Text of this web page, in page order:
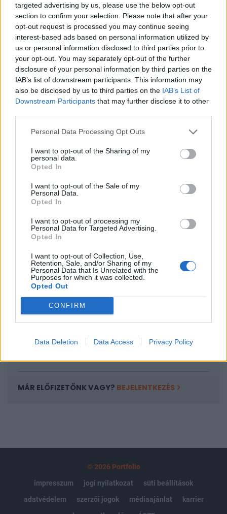
targeted advertising by us, please use the below opt-out
section to confirm your selection. Please note that after your
opt-out request is processed you may continue seeing
interest-based ads based on personal information utilized by
us or personal information disclosed to third parties prior to
your opt-out. You may separately opt-out of the further
disclosure of your personal information by third parties on the
IAB’s list of downstream participants. This information may
also be disclosed by us to third parties on the IAB’s List of
Downstream Participants that may further disclose it to other
Personal Data Processing Opt Outs
I want to opt-out of the Sharing of my
personal data.
Opted In
I want to opt-out of the Sale of my
Personal Data.
Opted In
I want to opt-out of processing my
Personal Data for Targeted Advertising.
Opted In
I want to opt-out of Collection, Use,
Retention, Sale, and/or Sharing of my
Personal Data that Is Unrelated with the
Purposes for which it was collected.
Opted Out
CONFIRM
Data Deletion Data Access Privacy Policy
Az orosz és az ukrán turisták gyakorlatilag
eltűntek Magyarországról, de nemcsak ezekből az
országokból, hanem máshonnan is kevesebben
jönnek a konfliktus miatt. Sokan nem mernek
elindulni hazánkba a szomszédban dúló háború
miatt. A háború hatására még tovább emelkedő
energiaárak a turizmusban is gondot okoznak.
A tipikusan gyógyászati turizmusra szakosodott
üdülőhelyek, Hévíz és Hajdúszoboszló eddig az orosz-
gyakorlatilag eltűntek, vagy, aki itt maradt, az jobbára nem
tud vagy nem akar visszautazni. Elkezdődtek a
A többi vidéki településen a belföldi keresletnek...
KEDVES OLVASÓNK!
A keresett cikk a portfolio.hu hírarchívumához
tartozik, melynek olvasása előfizetéses
regisztrációhoz kötött.
Az előfizetés a következőket tartalmazza:
Portfolio.hu teljes cikkarchívum
Kötéslisták: BÉT elmúlt 2 év napon belüli
kötéslistái
MÁR ELŐFIZETŐNK VAGY? BEJELENTKEZÉS
© 2026 Portfolio
impresszum
jogi nyilatkozat
süti beállítások
adatvédelem
szerzői jogok médiaajánlat
karrier